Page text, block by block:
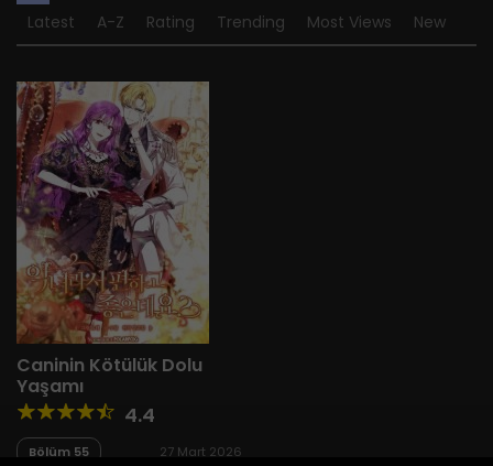
Latest A-Z Rating Trending Most Views New
Caninin Kötülük Dolu
Yaşamı
4.4
Bölüm 55 27 Mart 2026